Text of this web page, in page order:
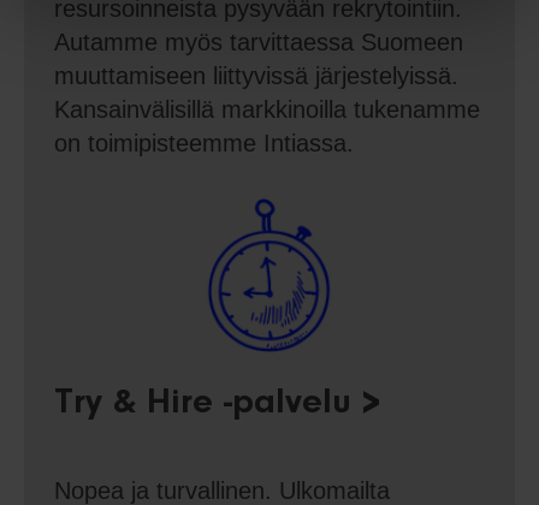
resursoinneista pysyvään rekrytointiin.
Autamme myös tarvittaessa Suomeen
muuttamiseen liittyvissä järjestelyissä.
Kansainvälisillä markkinoilla tukenamme
on toimipisteemme Intiassa.
Try & Hire -palvelu
Nopea ja turvallinen. Ulkomailta